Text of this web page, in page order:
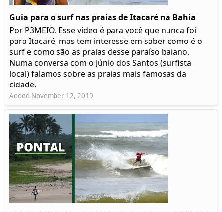
Guia para o surf nas praias de Itacaré na Bahia
Por P3MEIO. Esse vídeo é para você que nunca foi
para Itacaré, mas tem interesse em saber como é o
surf e como são as praias desse paraíso baiano.
Numa conversa com o Júnio dos Santos (surfista
local) falamos sobre as praias mais famosas da
cidade.
Added November 12, 2019